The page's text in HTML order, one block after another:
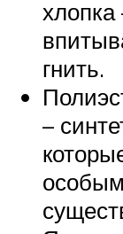
хлопка
гнить.
–